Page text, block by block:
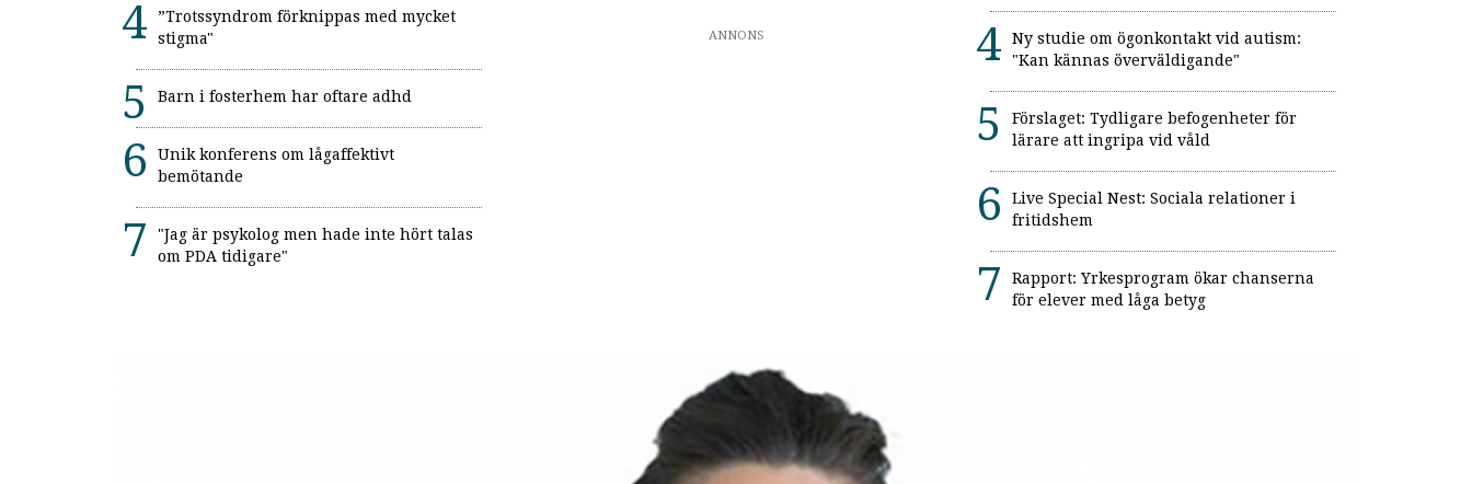
”Trotssyndrom förknippas med mycket
stigma"
Barn i fosterhem har oftare adhd
Unik konferens om lågaffektivt
bemötande
"Jag är psykolog men hade inte hört talas
om PDA tidigare"
ANNONS
Ny studie om ögonkontakt vid autism:
"Kan kännas överväldigande"
Förslaget: Tydligare befogenheter för
lärare att ingripa vid våld
Live Special Nest: Sociala relationer i
fritidshem
Rapport: Yrkesprogram ökar chanserna
för elever med låga betyg